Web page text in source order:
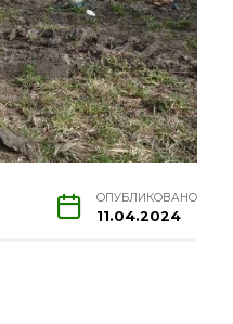
ОПУБЛИКОВАНО
11.04.2024